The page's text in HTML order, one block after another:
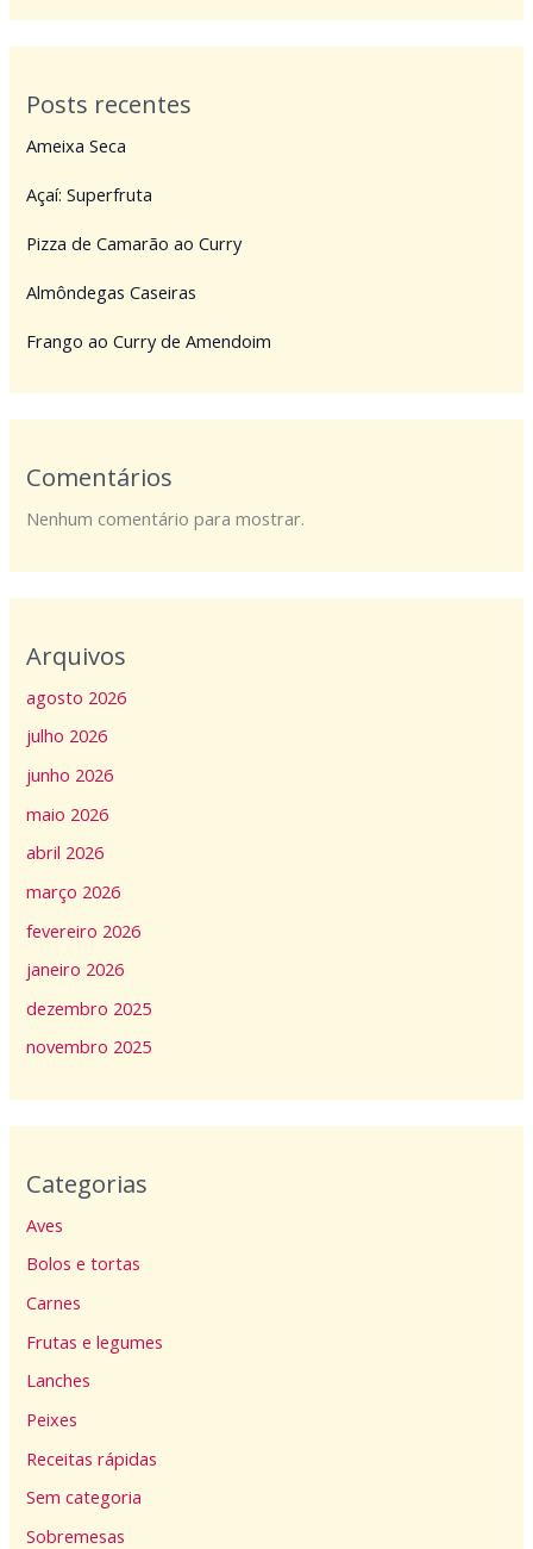
Posts recentes
Ameixa Seca
Açaí: Superfruta
Pizza de Camarão ao Curry
Almôndegas Caseiras
Frango ao Curry de Amendoim
Comentários
Nenhum comentário para mostrar.
Arquivos
agosto 2026
julho 2026
junho 2026
maio 2026
abril 2026
março 2026
fevereiro 2026
janeiro 2026
dezembro 2025
novembro 2025
Categorias
Aves
Bolos e tortas
Carnes
Frutas e legumes
Lanches
Peixes
Receitas rápidas
Sem categoria
Sobremesas